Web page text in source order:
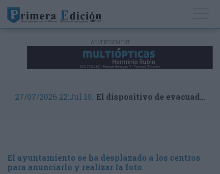
27/07/2026 22:Jul 10. El dispositivo de evacuados más importantes de España por los incendios
El ayuntamiento se ha desplazado a los centros
para anunciarlo y realizar la foto